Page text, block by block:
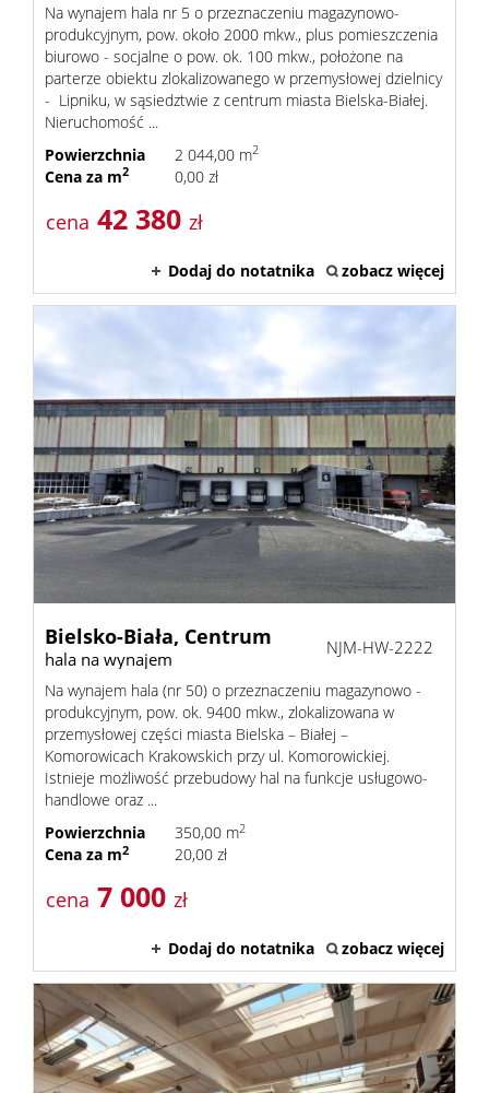
Na wynajem hala nr 5 o przeznaczeniu magazynowo-
produkcyjnym, pow. około 2000 mkw., plus pomieszczenia
biurowo - socjalne o pow. ok. 100 mkw., położone na
parterze obiektu zlokalizowanego w przemysłowej dzielnicy
- Lipniku, w sąsiedztwie z centrum miasta Bielska-Białej.
Nieruchomość ...
Powierzchnia
2 044,00 m2
Cena za m2 0,00 zł
cena 42 380 zł
Dodaj do notatnika zobacz więcej
Bielsko-Biała, Centrum
hala na wynajem
NJM-HW-2222
Na wynajem hala (nr 50) o przeznaczeniu magazynowo -
produkcyjnym, pow. ok. 9400 mkw., zlokalizowana w
przemysłowej części miasta Bielska – Białej –
Komorowicach Krakowskich przy ul. Komorowickiej.
Istnieje możliwość przebudowy hal na funkcje usługowo-
handlowe oraz ...
Powierzchnia
350,00 m2
Cena za m2 20,00 zł
cena 7 000 zł
Dodaj do notatnika zobacz więcej